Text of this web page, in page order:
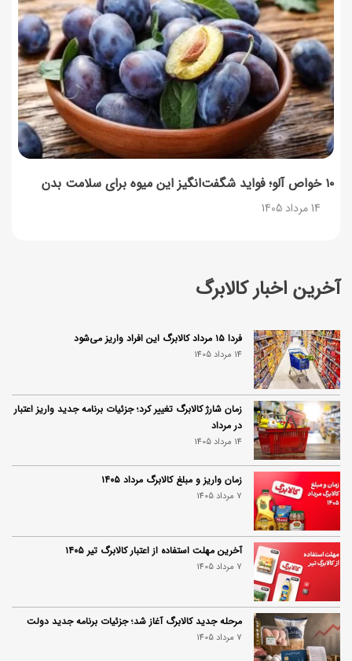
آخرین اخبار کالابرگ
فردا ۱۵ مرداد کالابرگ این افراد واریز می‌شود
14 مرداد 1405
زمان شارژ کالابرگ تغییر کرد؛ جزئیات برنامه جدید واریز اعتبار
در مرداد
14 مرداد 1405
زمان واریز و مبلغ کالابرگ مرداد ۱۴۰۵
7 مرداد 1405
آخرین مهلت استفاده از اعتبار کالابرگ تیر ۱۴۰۵
7 مرداد 1405
مرحله جدید کالابرگ آغاز شد؛ جزئیات برنامه جدید دولت
7 مرداد 1405
۱۰ خواص آلو؛ فواید شگفت‌انگیز این میوه برای سلامت بدن
14 مرداد 1405